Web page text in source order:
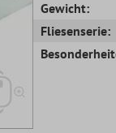
Gewicht:
Fliesenserie: